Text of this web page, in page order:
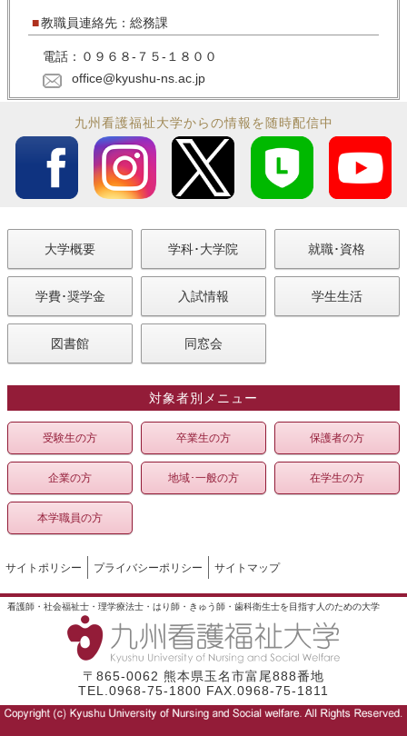
教職員連絡先：総務課
電話：０９６８‐７５‐１８００
office@kyushu-ns.ac.jp
九州看護福祉大学からの情報を随時配信中
大学概要 学科･大学院 就職･資格
学費･奨学金 入試情報 学生生活
図書館 同窓会
対象者別メニュー
受験生の方 卒業生の方 保護者の方
企業の方 地域･一般の方 在学生の方
本学職員の方
サイトポリシー プライバシーポリシー サイトマップ
看護師・社会福祉士・理学療法士・はり師・きゅう師・歯科衛生士を目指す人のための大学
〒865-0062 熊本県玉名市富尾888番地
TEL.0968-75-1800 FAX.0968-75-1811